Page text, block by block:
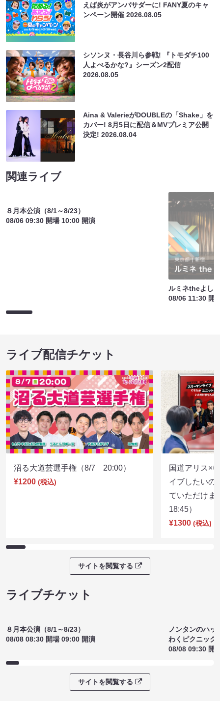
えば炎がアンバサダーに! FANY夏のキャ
ンペーン開催2026.08.05
シソンヌ・長谷川ら参戦! 『トモダチ100
人よべるかな?』シーズン2配信
2026.08.05
Aina & ValerieがDOUBLEの「Shake」を
カバー! 8月5日に配信＆MVプレミア公開
決定!2026.08.04
関連ライブ
ルミネtheよし
08/06 11:30 開
ライブ配信チケット
沼る大道芸選手権（8/7 20:00）
¥1200 (税込)
国道アリス×
イブしたいの
ていただけ
18:45）
¥1300 (税込)
サイトを閲覧する
ライブチケット